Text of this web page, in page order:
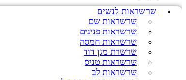
שרשראות לנשים
שרשראות שם
שרשראות פנינים
שרשראות חמסה
שרשרת מגן דוד
שרשראות טניס
שרשראות לב